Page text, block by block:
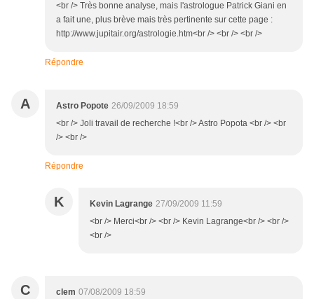
<br /> Très bonne analyse, mais l'astrologue Patrick Giani en
a fait une, plus brève mais très pertinente sur cette page :
http://www.jupitair.org/astrologie.htm<br /> <br /> <br />
Répondre
A Astro Popote 26/09/2009 18:59
<br /> Joli travail de recherche !<br /> Astro Popota <br /> <br
/> <br />
Répondre
K Kevin Lagrange 27/09/2009 11:59
<br /> Merci<br /> <br /> Kevin Lagrange<br /> <br />
<br />
C clem 07/08/2009 18:59